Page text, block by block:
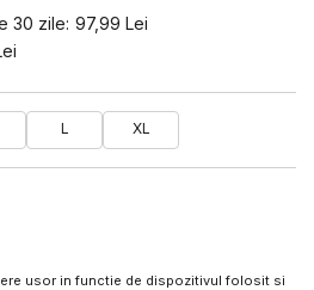
30 zile: 97,99 Lei
L XL
usor in functie de dispozitivul folosit si